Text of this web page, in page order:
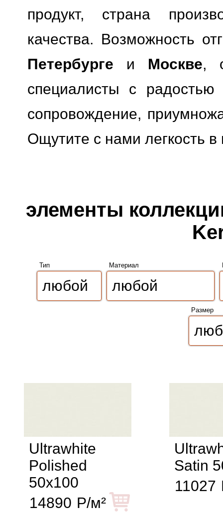
продукт, страна
качества. Возможность
Петербурге и Москве,
специалисты с радостью
сопровождение,
Ощутите с нами легкость
элементы
Тип Материал
Размер
Ultrawhite
Polished
50x100
14890 Р/м²
Satin
11027